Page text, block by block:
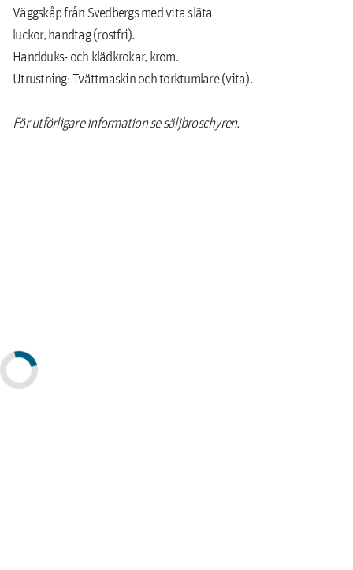
Väggskåp från Svedbergs med vita släta
luckor, handtag (rostfri).
Handduks- och klädkrokar, krom.
Utrustning: Tvättmaskin och torktumlare (vita).
För utförligare information se säljbroschyren.